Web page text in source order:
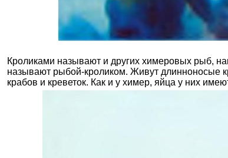
Кроликами называют и других химеровых рыб,
называют рыбой-кроликом. Живут длинноносые
крабов и креветок. Как и у химер, яйца у них